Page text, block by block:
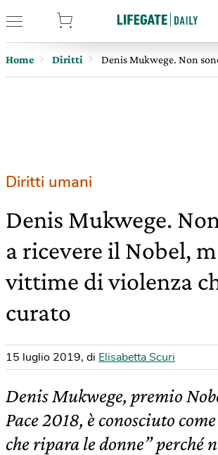
Home Diritti Denis Mukwege. Non
Diritti umani
Denis Mukwege.
a ricevere il Nobel,
vittime di violenza
curato
15 luglio 2019, di Elisabetta Scuri
Denis Mukwege, premio
Pace 2018, è conosciuto
che ripara le donne” perché